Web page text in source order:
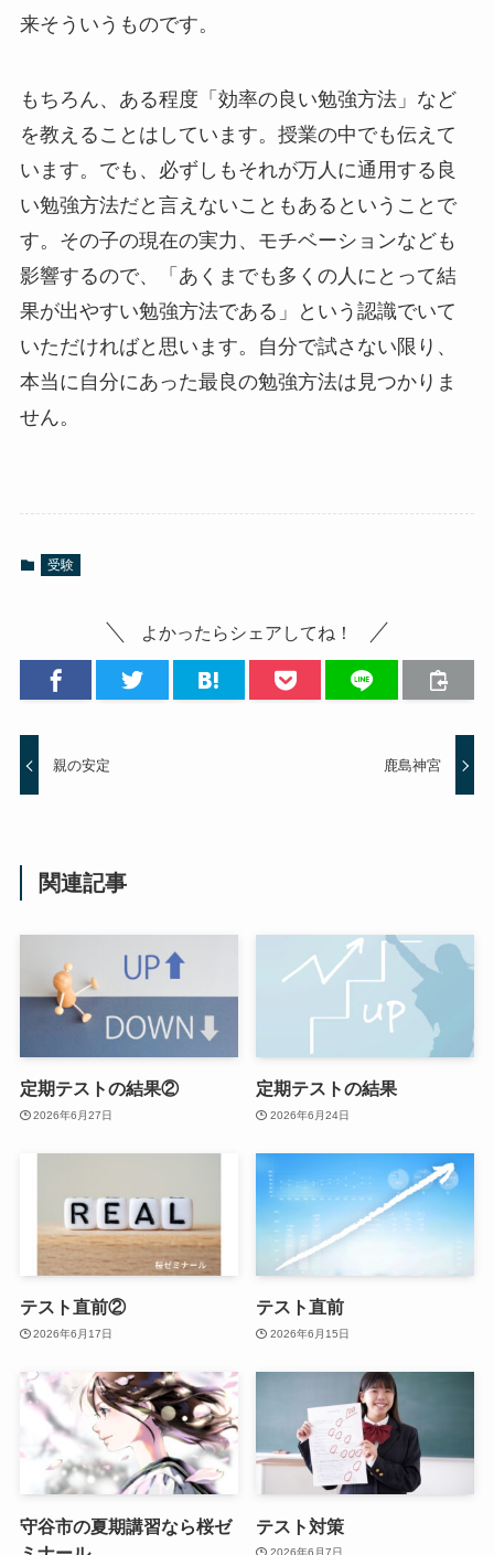
来そういうものです。
もちろん、ある程度「効率の良い勉強方法」など
を教えることはしています。授業の中でも伝えて
います。でも、必ずしもそれが万人に通用する良
い勉強方法だと言えないこともあるということで
す。その子の現在の実力、モチベーションなども
影響するので、「あくまでも多くの人にとって結
果が出やすい勉強方法である」という認識でいて
いただければと思います。自分で試さない限り、
本当に自分にあった最良の勉強方法は見つかりま
せん。
受験
よかったらシェアしてね！
親の安定 鹿島神宮
関連記事
定期テストの結果②
2026年6月27日
定期テストの結果
2026年6月24日
テスト直前②
2026年6月17日
テスト直前
2026年6月15日
守谷市の夏期講習なら桜ゼ
テスト対策
2026年6月7日